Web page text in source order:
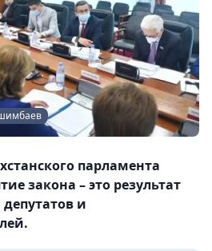
парламента
закона – это результат
и